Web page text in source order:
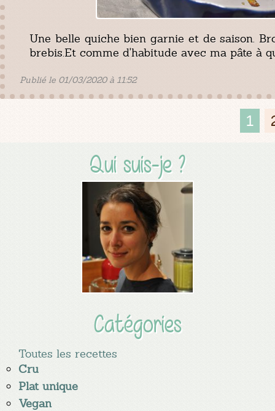
Qui suis-je ?
Catégories
Toutes les recettes
Cru
Plat unique
Vegan
Une belle quiche bien garnie et de saison.
brebis.Et comme d'habitude avec ma pâte à
Publié le 01/03/2020 à 11:52
1